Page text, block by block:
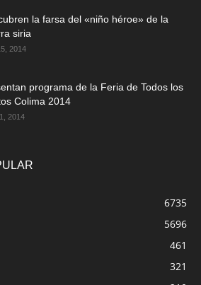
la farsa del «niño héroe» de la
siria
2014
programa de la Feria de Todos los
Colima 2014
2014
6735
5696
461
321